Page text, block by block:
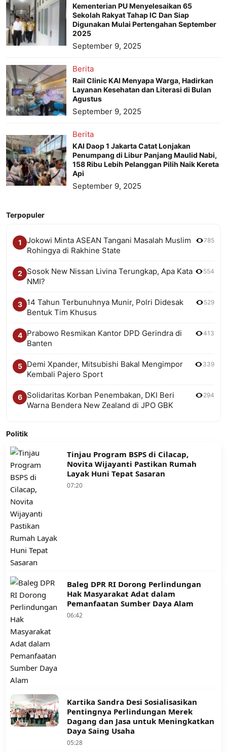
Kementerian PU Menyelesaikan 65
Sekolah Rakyat Tahap IC Dan Siap
Digunakan Mulai Pertengahan September
2025
September 9, 2025
Berita
Rail Clinic KAI Menyapa Warga, Hadirkan
Layanan Kesehatan dan Literasi di Bulan
Agustus
September 9, 2025
Berita
KAI Daop 1 Jakarta Catat Lonjakan
Penumpang di Libur Panjang Maulid Nabi,
158 Ribu Lebih Pelanggan Pilih Naik Kereta
Api
September 9, 2025
Terpopuler
1
Jokowi Minta ASEAN Tangani Masalah Muslim
Rohingya di Rakhine State
785
2
Sosok New Nissan Livina Terungkap, Apa Kata
NMI?
554
3
14 Tahun Terbunuhnya Munir, Polri Didesak
Bentuk Tim Khusus
529
4
Prabowo Resmikan Kantor DPD Gerindra di
Banten
413
5
Demi Xpander, Mitsubishi Bakal Mengimpor
Kembali Pajero Sport
339
6
Solidaritas Korban Penembakan, DKI Beri
Warna Bendera New Zealand di JPO GBK
294
Politik
Tinjau Program BSPS di Cilacap,
Novita Wijayanti Pastikan Rumah
Layak Huni Tepat Sasaran
07:20
Baleg DPR RI Dorong Perlindungan
Hak Masyarakat Adat dalam
Pemanfaatan Sumber Daya Alam
06:42
Kartika Sandra Desi Sosialisasikan
Pentingnya Perlindungan Merek
Dagang dan Jasa untuk Meningkatkan
Daya Saing Usaha
05:28